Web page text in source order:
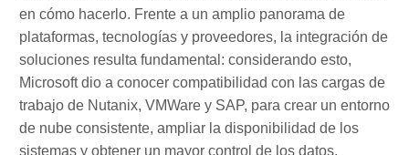
en cómo hacerlo. Frente a un amplio panorama de
plataformas, tecnologías y proveedores, la integración de
soluciones resulta fundamental: considerando esto,
Microsoft dio a conocer compatibilidad con las cargas de
trabajo de Nutanix, VMWare y SAP, para crear un entorno
de nube consistente, ampliar la disponibilidad de los
sistemas y obtener un mayor control de los datos,